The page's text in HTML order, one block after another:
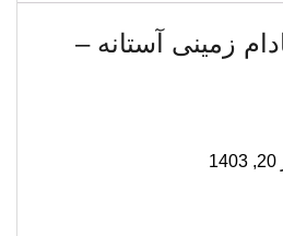
زمینی آستانه –